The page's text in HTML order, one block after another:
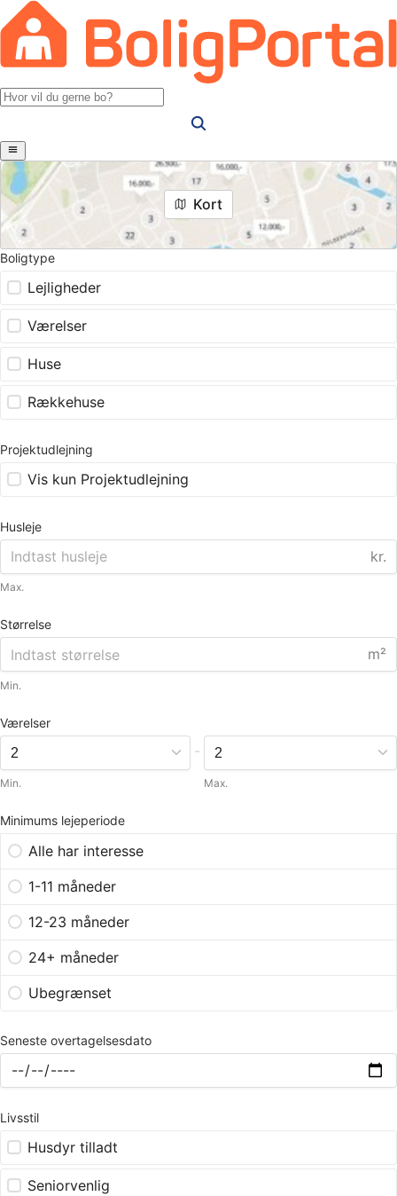
Kort
Boligtype
Lejligheder
Værelser
Huse
Rækkehuse
Projektudlejning
Vis kun Projektudlejning
Husleje
kr.
Max.
Størrelse
m²
Min.
Værelser
Min.
-
Max.
Minimums lejeperiode
Alle har interesse
1-11 måneder
12-23 måneder
24+ måneder
Ubegrænset
Seneste overtagelsesdato
Livsstil
Husdyr tilladt
Seniorvenlig